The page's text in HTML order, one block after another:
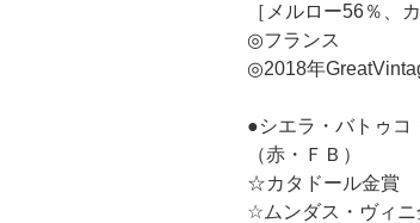
［メルロー56％、
◎フランス
◎2018年
●シエラ・バトゥコ
（赤・ＦＢ）
☆カタドール金賞
☆ムンダス・ヴィニ